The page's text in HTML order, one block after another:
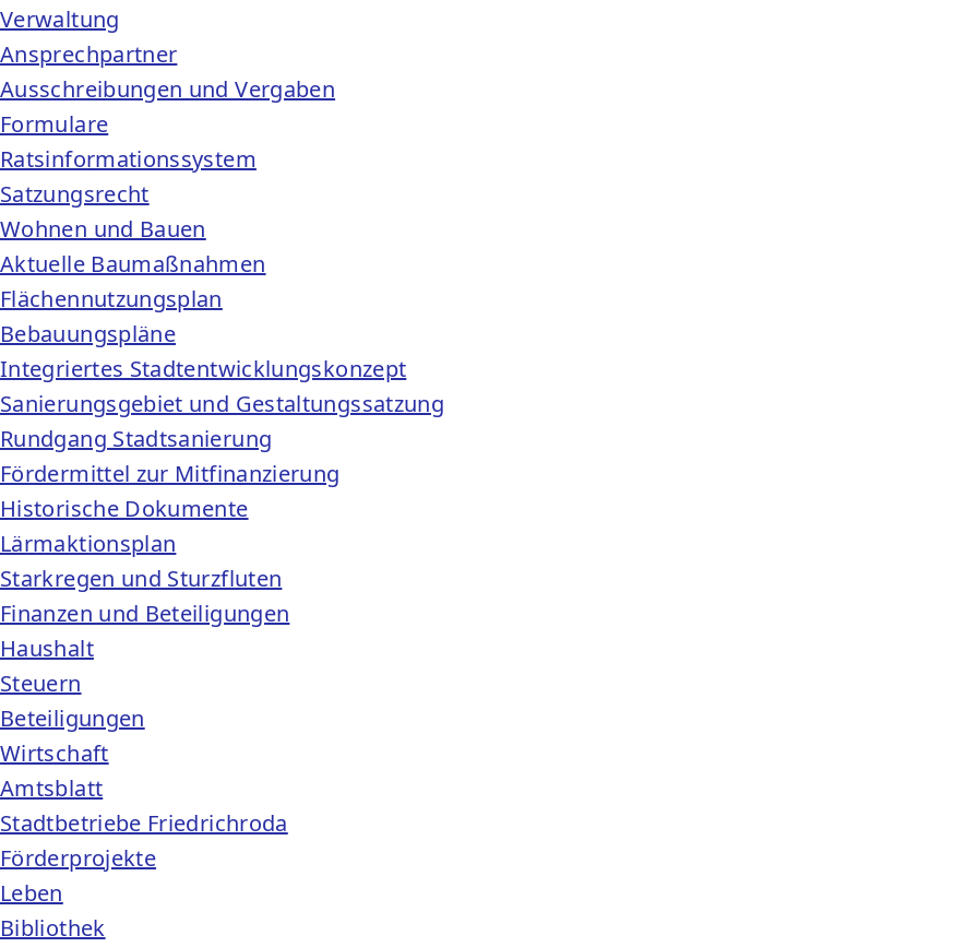
Verwaltung
Ansprechpartner
Ausschreibungen und Vergaben
Formulare
Ratsinformationssystem
Satzungsrecht
Wohnen und Bauen
Aktuelle Baumaßnahmen
Flächennutzungsplan
Bebauungspläne
Integriertes Stadtentwicklungskonzept
Sanierungsgebiet und Gestaltungssatzung
Rundgang Stadtsanierung
Fördermittel zur Mitfinanzierung
Historische Dokumente
Lärmaktionsplan
Starkregen und Sturzfluten
Finanzen und Beteiligungen
Haushalt
Steuern
Beteiligungen
Wirtschaft
Amtsblatt
Stadtbetriebe Friedrichroda
Förderprojekte
Leben
Bibliothek